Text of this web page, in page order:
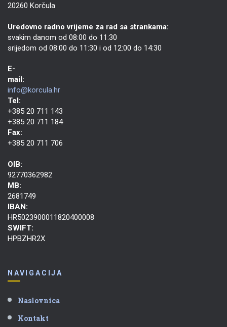
20260 Korčula
Uredovno radno vrijeme za rad sa strankama:
svakim danom od 08:00 do 11:30
srijedom od 08:00 do 11:30 i od 12:00 do 14:30
E-
mail:
info@korcula.hr
Tel:
+385 20 711 143
+385 20 711 184
Fax:
+385 20 711 706
OIB:
92770362982
MB:
2681749
IBAN:
HR5023900011820400008
SWIFT:
HPBZHR2X
NAVIGACIJA
Naslovnica
Kontakt